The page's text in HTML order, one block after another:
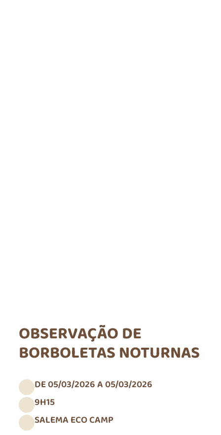
OBSERVAÇÃO DE
BORBOLETAS NOTURNAS
DE 05/03/2026 A 05/03/2026
9H15
SALEMA ECO CAMP